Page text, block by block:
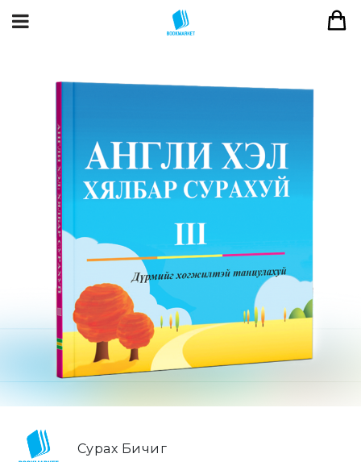
Сурах Бичиг